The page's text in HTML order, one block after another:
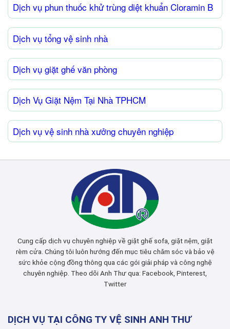
Dịch vụ phun thuốc khử trùng diệt khuẩn Cloramin B
Dịch vụ tổng vệ sinh nhà
Dịch vụ giặt ghế văn phòng
Dịch Vụ Giặt Nệm Tại Nhà TPHCM
Dịch vụ vệ sinh nhà xưởng chuyên nghiệp
Cung cấp dịch vụ chuyên nghiệp về giặt ghế sofa, giặt nệm, giặt
rèm cửa. Chúng tôi luôn hướng đến mục tiêu chăm sóc và bảo vệ
sức khỏe cộng đồng thông qua các gói giải pháp và công nghệ
chuyên nghiệp. Theo dõi Anh Thư qua: Facebook, Pinterest,
Twitter
DỊCH VỤ TẠI CÔNG TY VỆ SINH ANH THƯ